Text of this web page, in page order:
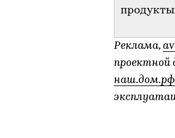
продукты
Реклама,
проектной
наш.дом.рф